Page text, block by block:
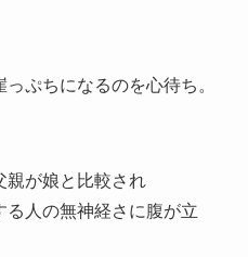
ぷちになるのを心待ち。
親が娘と比較され
る人の無神経さに腹が立